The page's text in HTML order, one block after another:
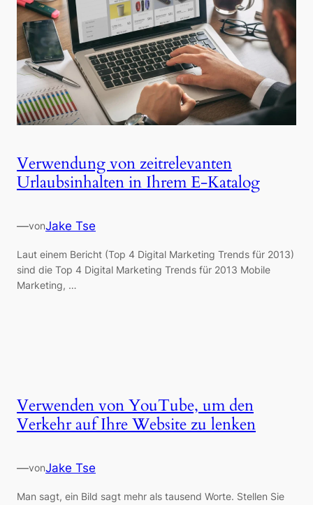
Verwendung von zeitrelevanten
Urlaubsinhalten in Ihrem E-Katalog
—vonJake Tse
Laut einem Bericht (Top 4 Digital Marketing Trends für 2013)
sind die Top 4 Digital Marketing Trends für 2013 Mobile
Marketing, …
Verwenden von YouTube, um den
Verkehr auf Ihre Website zu lenken
—vonJake Tse
Man sagt, ein Bild sagt mehr als tausend Worte. Stellen Sie